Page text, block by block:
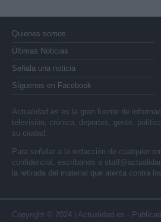
Quienes somos
Últimas Noticias
Señala una noticia
Síguenos en Facebook
Actualidad.es es la gran fuente de
televisión, crónica, deportes, gente,
su ciudad.
Para señalar a la redacción de cualquier
confidencial, escríbanos a
la retirada del material que atenta contra
Copyright © 2024 | Actualidad.es -